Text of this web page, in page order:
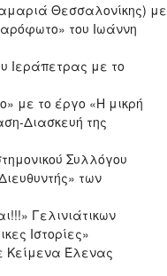
Θεσσαλονίκης) με
του Ιωάννη
Ιεράπετρας με το
με το έργο «Η μικρή
Διασκευή της
Συλλόγου
των
Γελινιάτικων
Ιστορίες»
Κείμενα Έλενας